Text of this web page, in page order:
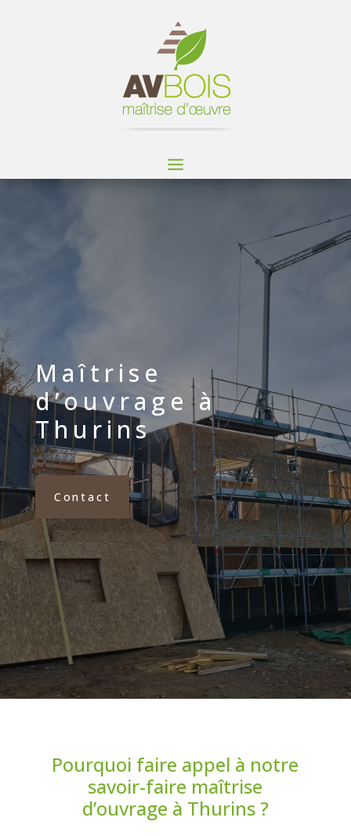
Maîtrise
d’ouvrage à
Thurins
Contact
Pourquoi faire appel à notre
savoir-faire maîtrise
d’ouvrage à Thurins ?